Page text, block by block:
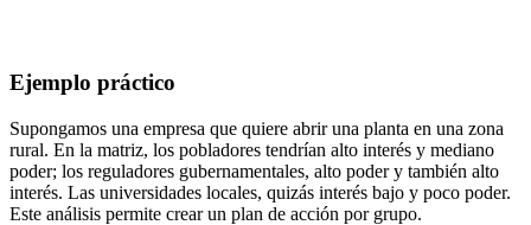
Ejemplo práctico
Supongamos una empresa que quiere abrir una planta en una zona
rural. En la matriz, los pobladores tendrían alto interés y mediano
poder; los reguladores gubernamentales, alto poder y también alto
interés. Las universidades locales, quizás interés bajo y poco poder.
Este análisis permite crear un plan de acción por grupo.